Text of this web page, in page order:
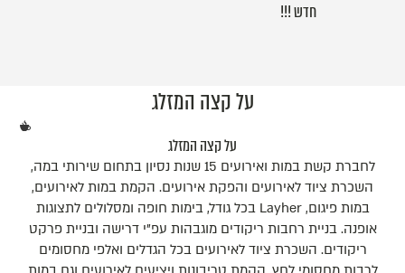
חדש !!!
על קצה המזלג
על קצה המזלג
לחברת קשת במות ואירועים 15 שנות נסיון בתחום שירותי במה,
השכרת ציוד לאירועים והפקת אירועים. הקמת במות לאירועים,
במות פיגום, Layher בכל גודל, בימות חופה ומסלולים לתצוגות
אופנה. בניית רחבות ריקודים מוגבהות עפ"י דרישה ובניית פרקט
ריקודים. השכרת ציוד לאירועים בכל הגדלים ואלפי מחסומים